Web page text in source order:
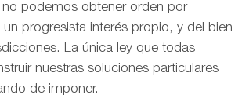
podemos obtener orden por
progresista interés propio, y del bien
La única ley que todas
nuestras soluciones particulares
de imponer.